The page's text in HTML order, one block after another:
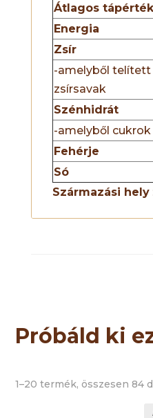
Átlagos
Energia
Zsír
-amelyből telített
zsírsavak
Szénhidrát
-amelyből cukrok
Fehérje
Só
Származási hely
Próbáld ki
1–20 termék, összesen 84